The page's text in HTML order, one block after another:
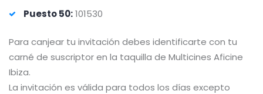
Puesto 50:101530
Para canjear tu invitación debes identificarte con tu
carné de suscriptor en la taquilla de Multicines Aficine
Ibiza.
La invitación es válida para todos los días excepto